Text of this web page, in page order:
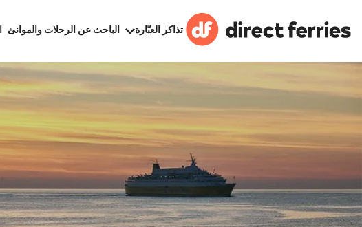
تذاكر العبّارة الباحث عن الرحلات والموانئ